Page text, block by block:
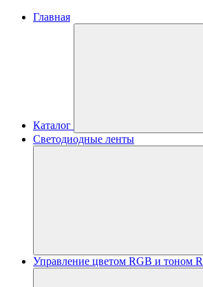
Главная
Каталог
Светодиодные ленты
Управление цветом RGB и тоном